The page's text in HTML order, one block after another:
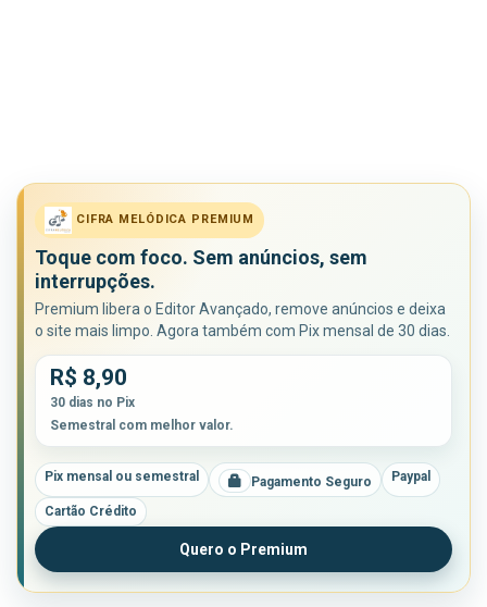
CIFRA MELÓDICA PREMIUM
Toque com foco. Sem anúncios, sem
interrupções.
Premium libera o Editor Avançado, remove anúncios e deixa
o site mais limpo. Agora também com Pix mensal de 30 dias.
R$ 8,90
30 dias no Pix
Semestral com melhor valor.
Pix mensal ou semestral Pagamento Seguro Paypal
Cartão Crédito
Quero o Premium